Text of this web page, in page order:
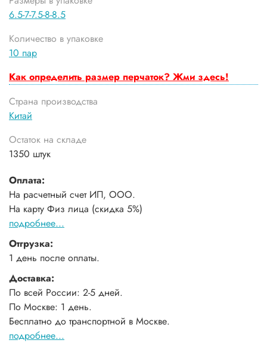
6.5-7-7.5-8-8.5
Количество в упаковке
10 пар
Как определить размер перчаток? Жми здесь!
Страна производства
Китай
Остаток на складе
1350 штук
Оплата:
На расчетный счет ИП, ООО.
На карту Физ лица (скидка 5%)
подробнее...
Отгрузка:
1 день после оплаты.
Доставка:
По всей России: 2-5 дней.
По Москве: 1 день.
Бесплатно до транспортной в Москве.
подробнее...